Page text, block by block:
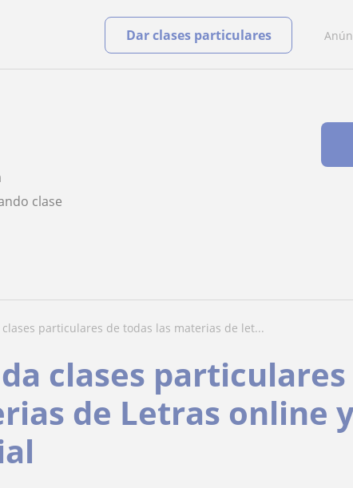
Dar clases particulares
clase
clases particulares de todas las materias de let...
clases
de Letras online